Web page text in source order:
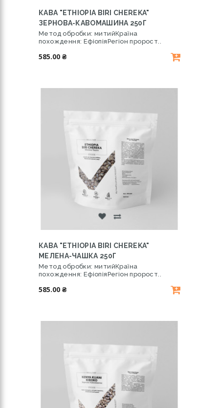
КАВА "ETHIOPIA BIRI CHEREKA"
ЗЕРНОВА-КАВОМАШИНА 250Г
Метод обробки: митийКраїна
похождення: ЕфіопіяРегіон пророст..
585.00 ₴
КАВА "ETHIOPIA BIRI CHEREKA"
МЕЛЕНА-ЧАШКА 250Г
Метод обробки: митийКраїна
похождення: ЕфіопіяРегіон пророст..
585.00 ₴